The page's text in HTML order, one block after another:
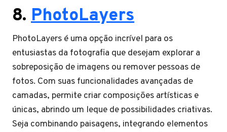
8. PhotoLayers
PhotoLayers é uma opção incrível para os
entusiastas da fotografia que desejam explorar a
sobreposição de imagens ou remover pessoas de
fotos. Com suas funcionalidades avançadas de
camadas, permite criar composições artísticas e
únicas, abrindo um leque de possibilidades criativas.
Seja combinando paisagens, integrando elementos